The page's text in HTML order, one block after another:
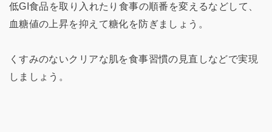
低GI食品を取り入れたり食事の順番を変えるなどして、
血糖値の上昇を抑えて糖化を防ぎましょう。
くすみのないクリアな肌を食事習慣の見直しなどで実現
しましょう。